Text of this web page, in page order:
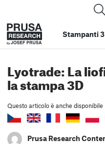
Stampanti
Lyotrade: La
la stampa 3D
Questo articolo è anche
Prusa Research